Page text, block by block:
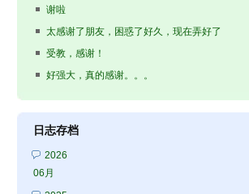
谢啦
太感谢了朋友，困惑了好久，现在弄好了
受教，感谢！
好强大，真的感谢。。。
日志存档
2026
06月